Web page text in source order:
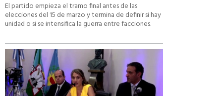
El partido empieza el tramo final antes de las
elecciones del 15 de marzo y termina de definir si hay
unidad o si se intensifica la guerra entre facciones.